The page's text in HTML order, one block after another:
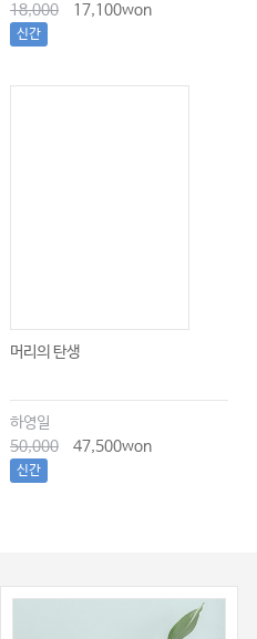
18,000
17,100won
신간
머리의 탄생
하영일
50,000
47,500won
신간